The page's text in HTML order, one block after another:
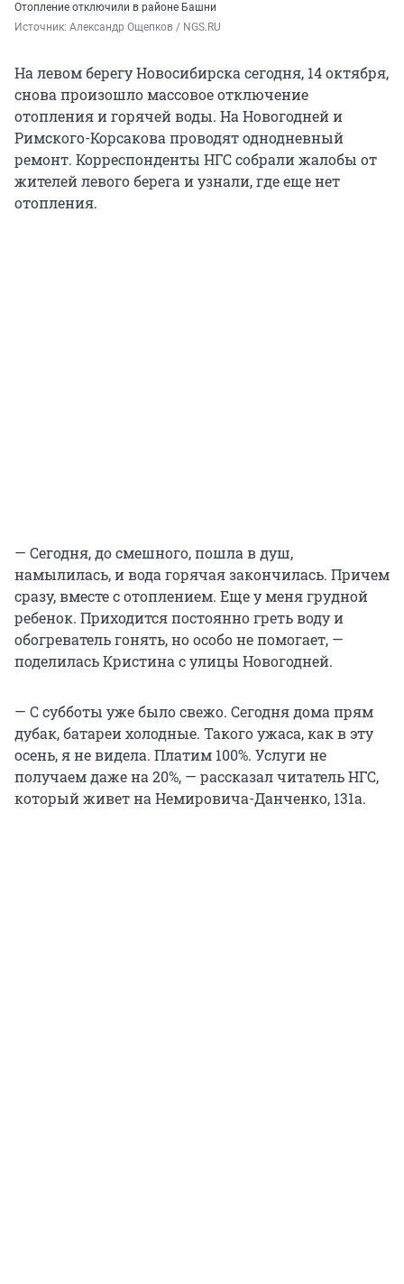
Отопление отключили в районе Башни
Источник: Александр Ощепков / NGS.RU
На левом берегу Новосибирска сегодня, 14 октября,
снова произошло массовое отключение
отопления и горячей воды. На Новогодней и
Римского-Корсакова проводят однодневный
ремонт. Корреспонденты НГС собрали жалобы от
жителей левого берега и узнали, где еще нет
отопления.
— Сегодня, до смешного, пошла в душ,
намылилась, и вода горячая закончилась. Причем
сразу, вместе с отоплением. Еще у меня грудной
ребенок. Приходится постоянно греть воду и
обогреватель гонять, но особо не помогает, —
поделилась Кристина с улицы Новогодней.
— С субботы уже было свежо. Сегодня дома прям
дубак, батареи холодные. Такого ужаса, как в эту
осень, я не видела. Платим 100%. Услуги не
получаем даже на 20%, — рассказал читатель НГС,
который живет на Немировича-Данченко, 131а.